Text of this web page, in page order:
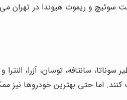
و ریموت هیوندا در تهران
سوناتا، سانتافه، توسان، آزرا،
کنند. اما حتی بهترین خودروها